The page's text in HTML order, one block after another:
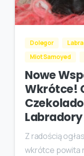
Dolegor
Miot Samoyed
Nowe
Wkrótce!
Z radością
wkrótce powita